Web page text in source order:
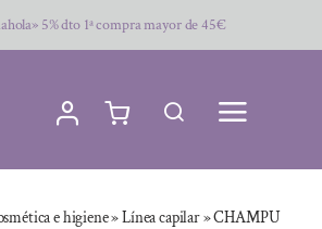
5% dto 1ª compra mayor de 45€
e higiene»Línea capilar»CHAMPU